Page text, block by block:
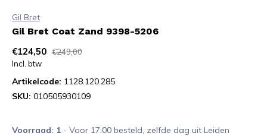
Gil Bret
Gil Bret Coat Zand 9398-5206
€124,50 €249,00
Incl. btw
Artikelcode: 1128.120.285
SKU: 010505930109
Voorraad: 1 - Voor 17:00 besteld, zelfde dag uit Leiden